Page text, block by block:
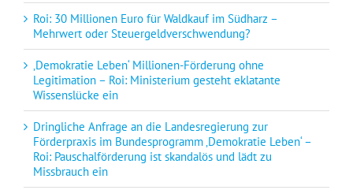
Roi: 30 Millionen Euro für Waldkauf im Südharz –
Mehrwert oder Steuergeldverschwendung?
‚Demokratie Leben‘ Millionen-Förderung ohne
Legitimation – Roi: Ministerium gesteht eklatante
Wissenslücke ein
Dringliche Anfrage an die Landesregierung zur
Förderpraxis im Bundesprogramm ‚Demokratie Leben‘ –
Roi: Pauschalförderung ist skandalös und lädt zu
Missbrauch ein